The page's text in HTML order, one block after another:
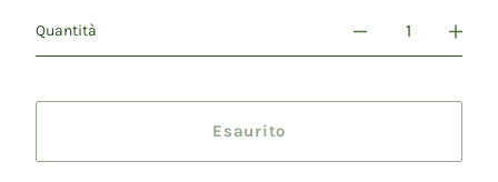
Quantità
Esaurito